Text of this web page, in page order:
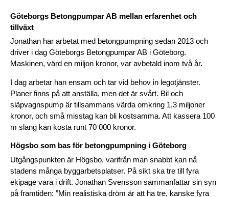
Göteborgs Betongpumpar AB mellan erfarenhet och
tillväxt
Jonathan har arbetat med betongpumpning sedan 2013 och
driver i dag Göteborgs Betongpumpar AB i Göteborg.
Maskinen, värd en miljon kronor, var avbetald inom två år.
I dag arbetar han ensam och tar vid behov in legotjänster.
Planer finns på att anställa, men det är svårt. Bil och
släpvagnspump är tillsammans värda omkring 1,3 miljoner
kronor, och små misstag kan bli kostsamma. Att kassera 100
m slang kan kosta runt 70 000 kronor.
Högsbo som bas för betongpumpning i Göteborg
Utgångspunkten är Högsbo, varifrån man snabbt kan nå
stadens många byggarbetsplatser. På sikt ska tre till fyra
ekipage vara i drift. Jonathan Svensson sammanfattar sin syn
på framtiden: ”Min realistiska dröm är att ha tre, kanske fyra